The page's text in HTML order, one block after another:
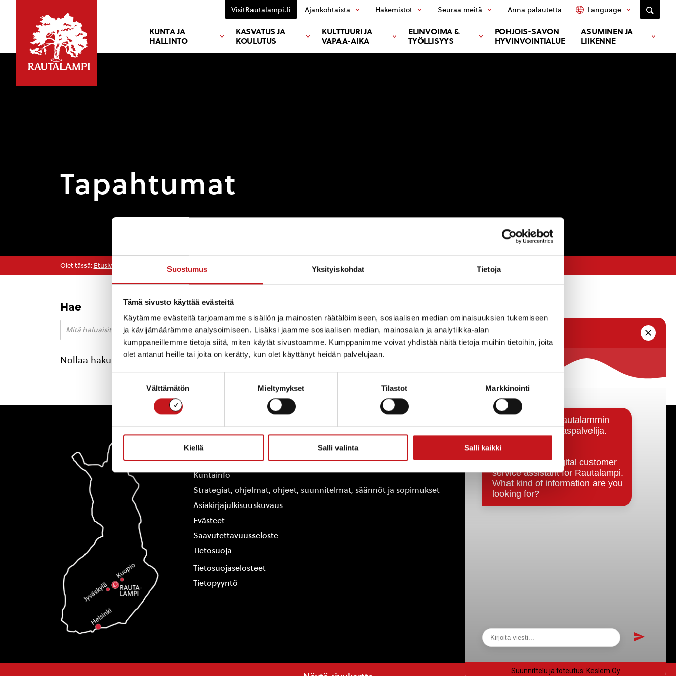
Suostumus Yksityiskohdat Tietoja
Tämä sivusto käyttää evästeitä
Käytämme evästeitä tarjoamamme sisällön ja mainosten räätälöimiseen, sosiaalisen median ominaisuuksien tukemiseen
ja kävijämäärämme analysoimiseen. Lisäksi jaamme sosiaalisen median, mainosalan ja analytiikka-alan
kumppaneillemme tietoja siitä, miten käytät sivustoamme. Kumppanimme voivat yhdistää näitä tietoja muihin tietoihin, joita
olet antanut heille tai joita on kerätty, kun olet käyttänyt heidän palvelujaan.
Välttämätön Mieltymykset Tilastot Markkinointi
Kiellä Salli valinta Salli kaikki
KUNTA JA
HALLINTO
KASVATUS JA
KOULUTUS
KULTTUURI JA
VAPAA-AIKA
ELINVOIMA &
TYÖLLISYYS
POHJOIS-SAVON
HYVINVOINTIALUE
ASUMINEN JA
LIIKENNE
VisitRautalampi.fi Ajankohtaista Hakemistot Seuraa meitä Anna palautetta Language
Tapahtumat
Olet tässä: Etusivu
Hae
Nollaa hakutulokset
Yhteystiedot
Kuntainfo
Strategiat, ohjelmat, ohjeet, suunnitelmat, säännöt ja sopimukset
Asiakirjajulkisuuskuvaus
Evästeet
Saavutettavuusseloste
Tietosuoja
Tietosuojaselosteet
Tietopyyntö
Päätökset, esityslistat & pöytäkirjat
Hallinto
Kunnanhallitus
Kunnanvaltuusto